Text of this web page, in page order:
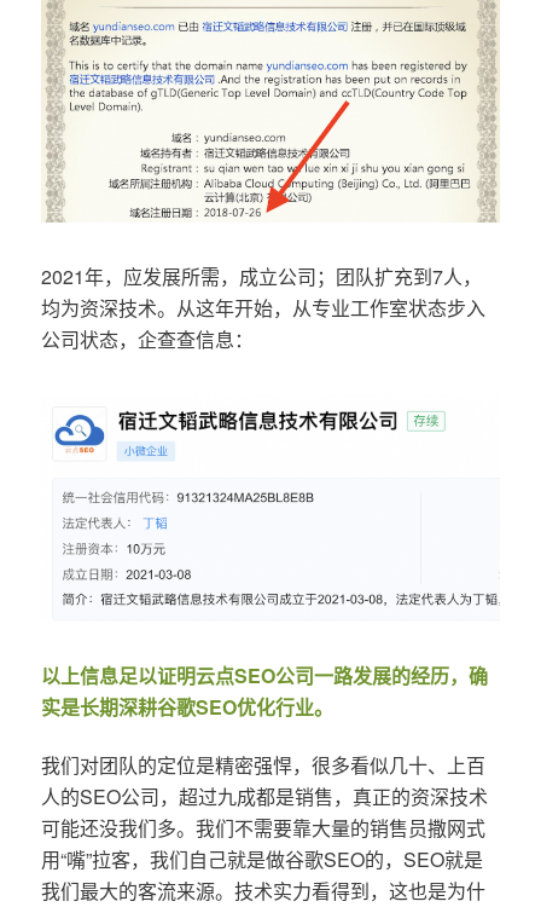
2021年，应发展所需，成立公司；团队扩充到7人，
均为资深技术。从这年开始，从专业工作室状态步入
公司状态，企查查信息：
以上信息足以证明云点SEO公司一路发展的经历，确
实是长期深耕谷歌SEO优化行业。
我们对团队的定位是精密强悍，很多看似几十、上百
人的SEO公司，超过九成都是销售，真正的资深技术
可能还没我们多。我们不需要靠大量的销售员撒网式
用“嘴”拉客，我们自己就是做谷歌SEO的，SEO就是
我们最大的客流来源。技术实力看得到，这也是为什